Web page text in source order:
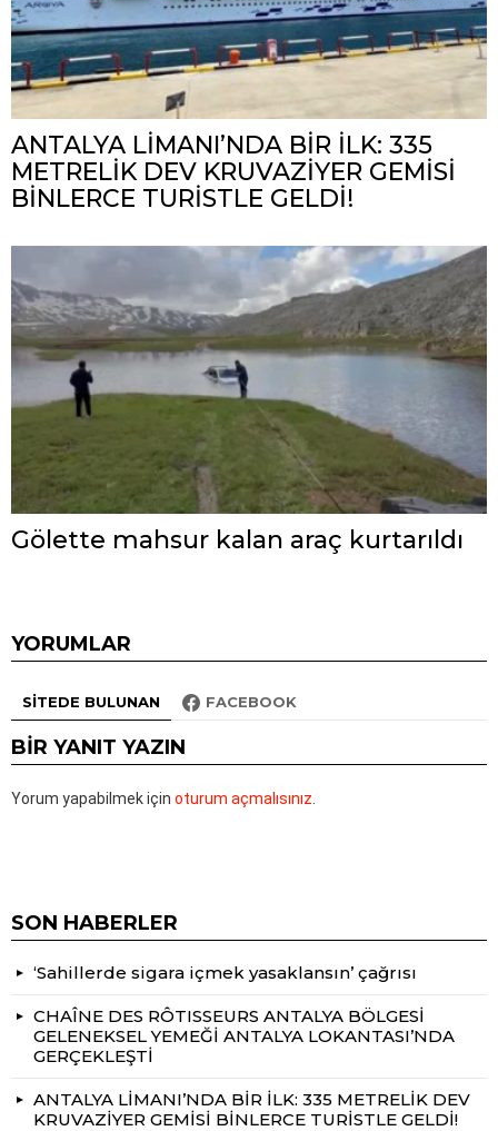
ANTALYA LİMANI’NDA BİR İLK: 335
METRELİK DEV KRUVAZİYER GEMİSİ
BİNLERCE TURİSTLE GELDİ!
Gölette mahsur kalan araç kurtarıldı
YORUMLAR
SITEDE BULUNAN FACEBOOK
BIR YANIT YAZIN
Yorum yapabilmek için oturum açmalısınız
SON HABERLER
‘Sahillerde sigara içmek yasaklansın’ çağrısı
CHAÎNE DES RÔTISSEURS ANTALYA BÖLGESİ
GELENEKSEL YEMEĞİ ANTALYA LOKANTASI’NDA
GERÇEKLEŞTİ
ANTALYA LİMANI’NDA BİR İLK: 335 METRELİK DEV
KRUVAZİYER GEMİSİ BİNLERCE TURİSTLE GELDİ!